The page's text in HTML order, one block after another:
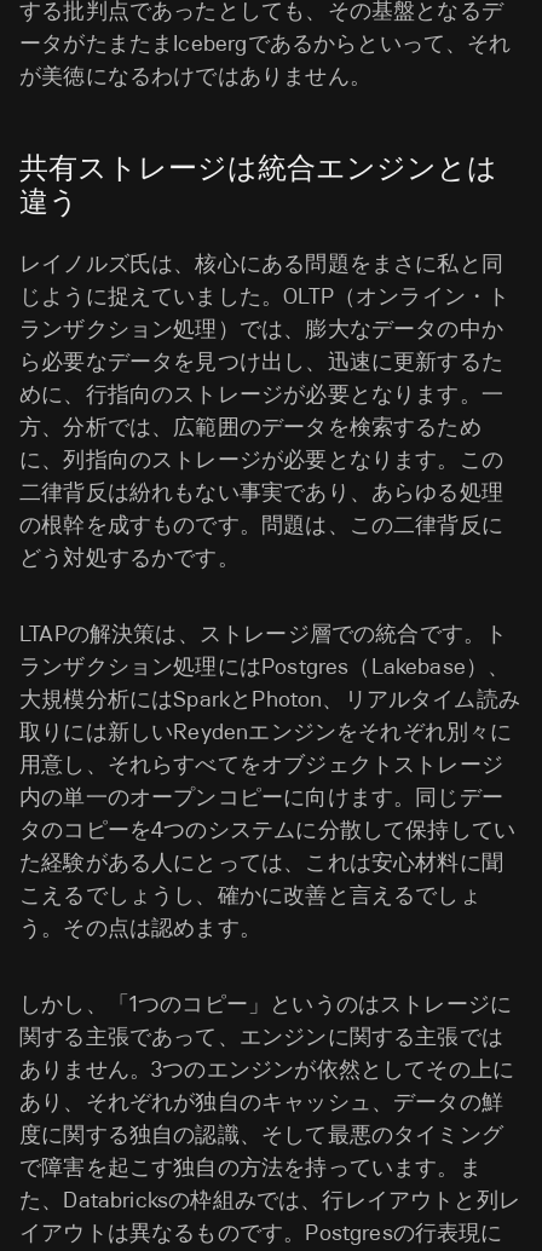
する批判点であったとしても、その基盤となるデ
ータがたまたまIcebergであるからといって、それ
が美徳になるわけではありません。
共有ストレージは統合エンジンとは
違う
レイノルズ氏は、核心にある問題をまさに私と同
じように捉えていました。OLTP（オンライン・ト
ランザクション処理）では、膨大なデータの中か
ら必要なデータを見つけ出し、迅速に更新するた
めに、行指向のストレージが必要となります。一
方、分析では、広範囲のデータを検索するため
に、列指向のストレージが必要となります。この
二律背反は紛れもない事実であり、あらゆる処理
の根幹を成すものです。問題は、この二律背反に
どう対処するかです。
LTAPの解決策は、ストレージ層での統合です。ト
ランザクション処理にはPostgres（Lakebase）、
大規模分析にはSparkとPhoton、リアルタイム読み
取りには新しいReydenエンジンをそれぞれ別々に
用意し、それらすべてをオブジェクトストレージ
内の単一のオープンコピーに向けます。同じデー
タのコピーを4つのシステムに分散して保持してい
た経験がある人にとっては、これは安心材料に聞
こえるでしょうし、確かに改善と言えるでしょ
う。その点は認めます。
しかし、「1つのコピー」というのはストレージに
関する主張であって、エンジンに関する主張では
ありません。3つのエンジンが依然としてその上に
あり、それぞれが独自のキャッシュ、データの鮮
度に関する独自の認識、そして最悪のタイミング
で障害を起こす独自の方法を持っています。ま
た、Databricksの枠組みでは、行レイアウトと列レ
イアウトは異なるものです。Postgresの行表現に